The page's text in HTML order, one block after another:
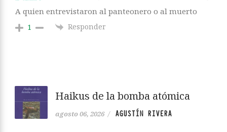
A quien entrevistaron al panteonero o al muerto
1 Responder
Haikus de la bomba atómica
agosto 06, 2026 / AGUSTÍN RIVERA